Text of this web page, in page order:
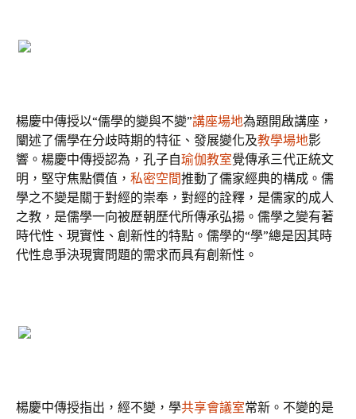
楊慶中傳授以“儒學的變與不變”講座場地為題開啟講座，
闡述了儒學在分歧時期的特征、發展變化及教學場地影
響。楊慶中傳授認為，孔子自瑜伽教室覺傳承三代正統文
明，堅守焦點價值， 私密空間推動了儒家經典的構成。儒
學之不變是關于對經的崇奉，對經的詮釋，是儒家的成人
之教，是儒學一向被歷朝歷代所傳承弘揚。儒學之變有著
時代性、現實性、創新性的特點。儒學的“學”總是因其時
代性息爭決現實問題的需求而具有創新性。
楊慶中傳授指出，經不變，學共享會議室常新。不變的是